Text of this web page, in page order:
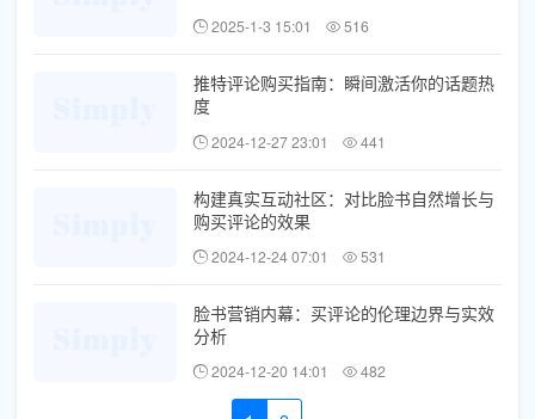
2025-1-3 15:01 516
推特评论购买指南：瞬间激活你的话题热
度
2024-12-27 23:01 441
构建真实互动社区：对比脸书自然增长与
购买评论的效果
2024-12-24 07:01 531
脸书营销内幕：买评论的伦理边界与实效
分析
2024-12-20 14:01 482